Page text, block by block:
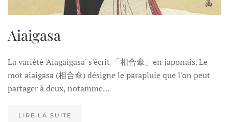
Aiaigasa
La variété 'Aiagaigasa' s'écrit 「相合傘」en japonais. Le
mot aiaigasa (相合傘) désigne le parapluie que l'on peut
partager à deux, notamme…
LIRE LA SUITE